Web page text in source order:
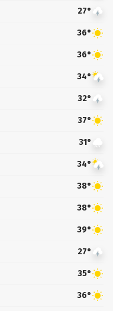
27°
36°
36°
34°
32°
37°
31°
34°
38°
38°
39°
27°
35°
36°